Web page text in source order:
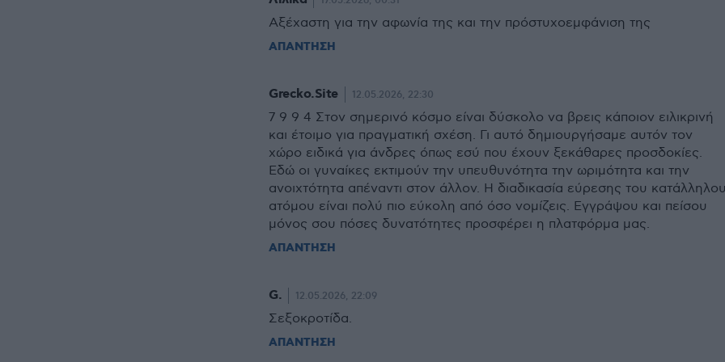
Αξέχαστη για την αφωνία της και την πρόστυχοεμφάνιση της
ΑΠΑΝΤΗΣΗ
Grecko.Site 12.05.2026, 22:30
7 9 9 4 Στον σημερινό κόσμο είναι δύσκολο να βρεις κάποιον ειλικρινή
και έτοιμο για πραγματική σχέση. Γι αυτό δημιουργήσαμε αυτόν τον
χώρο ειδικά για άνδρες όπως εσύ που έχουν ξεκάθαρες προσδοκίες.
Εδώ οι γυναίκες εκτιμούν την υπευθυνότητα την ωριμότητα και την
ανοιχτότητα απέναντι στον άλλον. Η διαδικασία εύρεσης του
ατόμου είναι πολύ πιο εύκολη από όσο νομίζεις. Εγγράψου και πείσου
μόνος σου πόσες δυνατότητες προσφέρει η πλατφόρμα μας.
ΑΠΑΝΤΗΣΗ
G. 12.05.2026, 22:09
Σεξοκροτίδα.
ΑΠΑΝΤΗΣΗ